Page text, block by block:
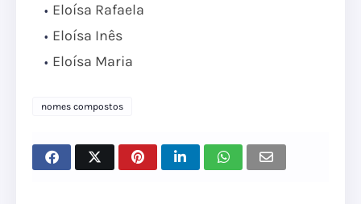
Eloísa Rafaela
Eloísa Inês
Eloísa Maria
nomes compostos